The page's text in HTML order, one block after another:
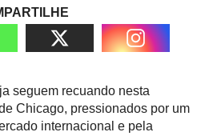
seguem recuando nesta
Chicago, pressionados por um
internacional e pela